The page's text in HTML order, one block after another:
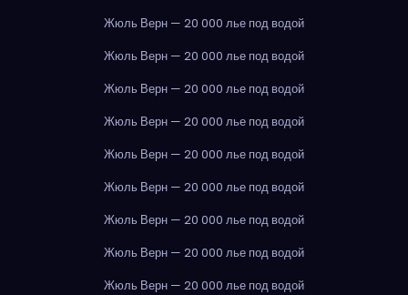
Жюль Верн — 20 000 лье под водой
Жюль Верн — 20 000 лье под водой
Жюль Верн — 20 000 лье под водой
Жюль Верн — 20 000 лье под водой
Жюль Верн — 20 000 лье под водой
Жюль Верн — 20 000 лье под водой
Жюль Верн — 20 000 лье под водой
Жюль Верн — 20 000 лье под водой
Жюль Верн — 20 000 лье под водой